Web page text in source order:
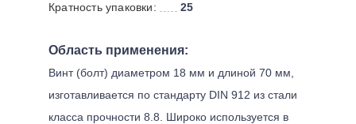
Кратность упаковки: 25
Область применения:
Винт (болт) диаметром 18 мм и длиной 70 мм,
изготавливается по стандарту DIN 912 из стали
класса прочности 8.8. Широко используется в